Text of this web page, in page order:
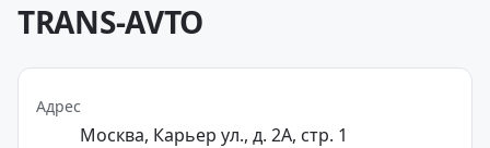
TRANS-AVTO
Адрес
Москва, Карьер ул., д. 2А, стр. 1